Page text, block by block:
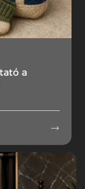
a
